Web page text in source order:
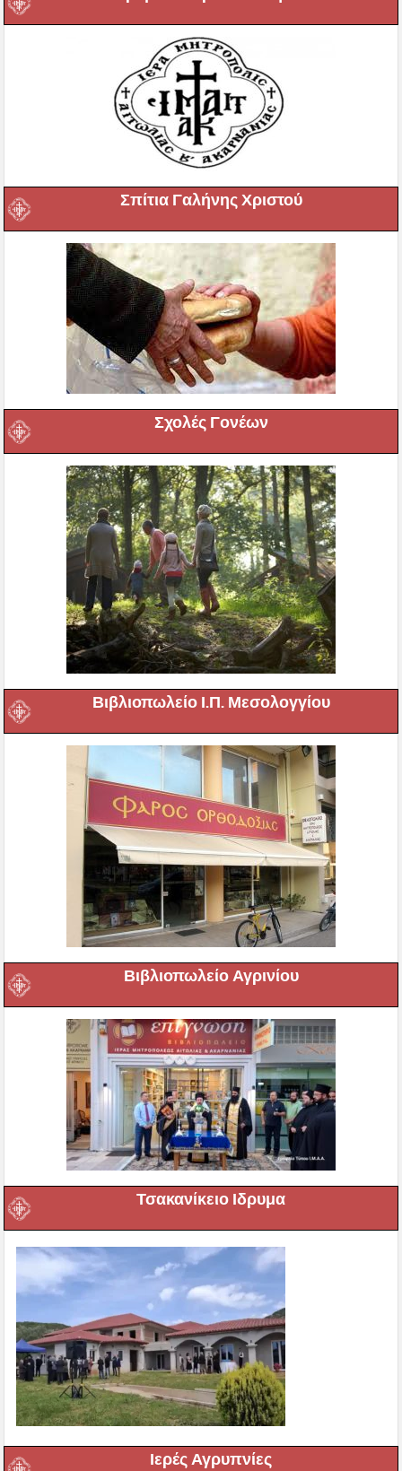
Σπίτια Γαλήνης Χριστού
Σχολές Γονέων
Βιβλιοπωλείο Ι.Π. Μεσολογγίου
Βιβλιοπωλείο Αγρινίου
Τσακανίκειο Ιδρυμα
Ιερές Αγρυπνίες